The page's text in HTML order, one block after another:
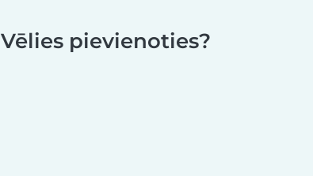
Vēlies pievienoties?